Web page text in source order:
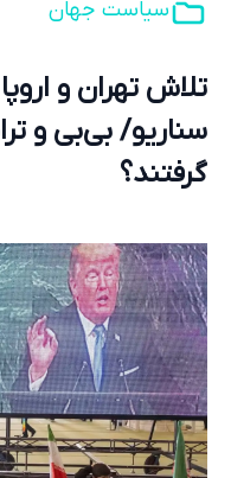
سیاست جهان
تلاش تهران و
سناریو/ بی‌بی و
گرفتند؟